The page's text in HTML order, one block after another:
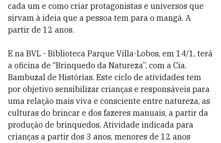
cada um e como criar protagonistas e universos que
sirvam à ideia que a pessoa tem para o mangá. A
partir de 12 anos.
E na BVL - Biblioteca Parque Villa-Lobos, em 14/1, terá
a oficina de “Brinquedo da Natureza”, com a Cia.
Bambuzal de Histórias. Este ciclo de atividades tem
por objetivo sensibilizar crianças e responsáveis para
uma relação mais viva e consciente entre natureza, as
culturas do brincar e dos fazeres manuais, a partir da
produção de brinquedos. Atividade indicada para
crianças a partir dos 3 anos, menores de 12 anos